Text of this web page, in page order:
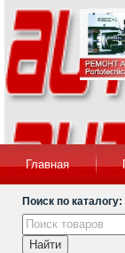
Главная
Поиск по каталогу: